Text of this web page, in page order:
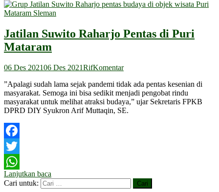
Jatilan Suwito Raharjo Pentas di Puri
Mataram
06 Des 202106 Des 2021RifKomentar
”Apalagi sudah lama sejak pandemi tidak ada pentas kesenian di
masyarakat. Semoga ini bisa sedikit menjadi pengobat rindu
masyarakat untuk melihat atraksi budaya,” ujar Sekretaris FPKB
DPRD DIY Syukron Arif Muttaqin, SE.
Facebook
Twitter
WhatsApp
Lanjutkan baca
Cari untuk: